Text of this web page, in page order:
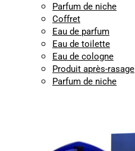
Parfum de niche
Coffret
Eau de parfum
Eau de toilette
Eau de cologne
Produit après-rasage
Parfum de niche